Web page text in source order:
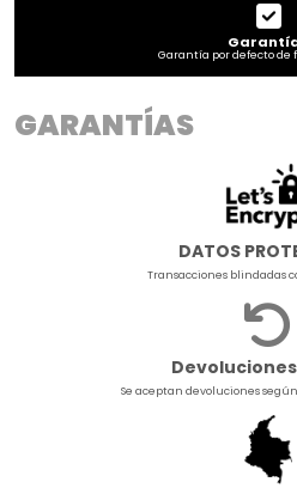
Garantía por defecto de
GARANTÍAS
DATOS
Transacciones blindadas
Se aceptan devoluciones